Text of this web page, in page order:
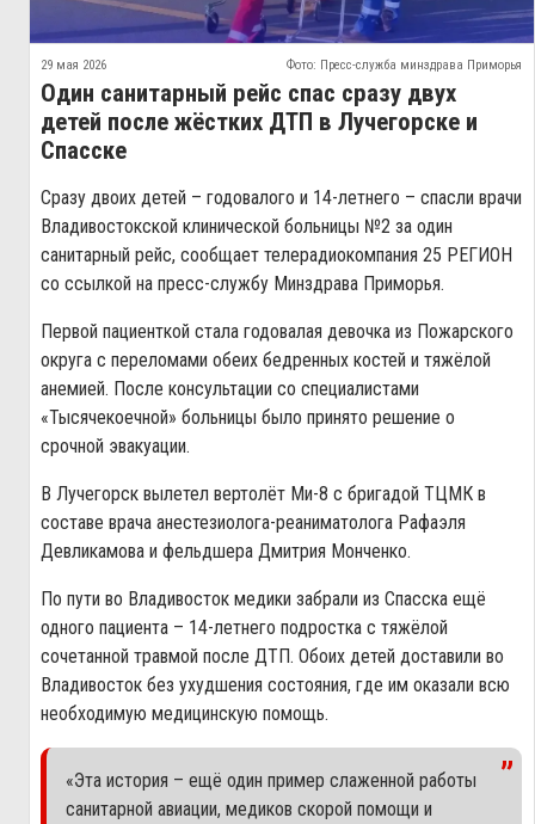
29 мая 2026 Фото: Пресс-служба минздрава Приморья
Один санитарный рейс спас сразу двух
детей после жёстких ДТП в Лучегорске и
Спасске
Сразу двоих детей – годовалого и 14-летнего – спасли врачи
Владивостокской клинической больницы №2 за один
санитарный рейс, сообщает телерадиокомпания 25 РЕГИОН
со ссылкой на пресс-службу Минздрава Приморья.
Первой пациенткой стала годовалая девочка из Пожарского
округа с переломами обеих бедренных костей и тяжёлой
анемией. После консультации со специалистами
«Тысячекоечной» больницы было принято решение о
срочной эвакуации.
В Лучегорск вылетел вертолёт Ми-8 с бригадой ТЦМК в
составе врача анестезиолога-реаниматолога Рафаэля
Девликамова и фельдшера Дмитрия Монченко.
По пути во Владивосток медики забрали из Спасска ещё
одного пациента – 14-летнего подростка с тяжёлой
сочетанной травмой после ДТП. Обоих детей доставили во
Владивосток без ухудшения состояния, где им оказали всю
необходимую медицинскую помощь.
«Эта история – ещё один пример слаженной работы
санитарной авиации, медиков скорой помощи и